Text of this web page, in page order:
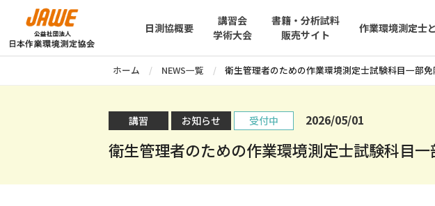
日測協概要
講習会
学術大会
書籍・分析試料
販売サイト
作業環境測定士
ホーム NEWS一覧 衛生管理者のための作業環境測定士試験科目一部
講習 お知らせ 受付中 2026/05/01
衛生管理者のための作業環境測定士試験科目